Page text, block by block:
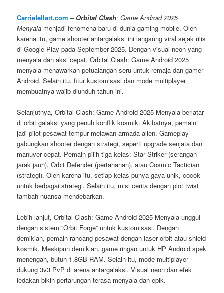
Carriefellart.com – Orbital Clash: Game Android 2025
Menyala menjadi fenomena baru di dunia gaming mobile. Oleh
karena itu, game shooter antargalaksi ini langsung viral sejak rilis
di Google Play pada September 2025. Dengan visual neon yang
menyala dan aksi cepat, Orbital Clash: Game Android 2025
menyala menawarkan petualangan seru untuk remaja dan gamer
Android. Selain itu, fitur kustomisasi dan mode multiplayer
membuatnya wajib diunduh tahun ini.
Selanjutnya, Orbital Clash: Game Android 2025 Menyala berlatar
di orbit galaksi yang penuh konflik kosmik. Akibatnya, pemain
jadi pilot pesawat tempur melawan armada alien. Gameplay
gabungkan shooter dengan strategi, seperti upgrade senjata dan
manuver cepat. Pemain pilih tiga kelas: Star Striker (serangan
jarak jauh), Orbit Defender (pertahanan), atau Cosmic Tactician
(strategi). Oleh karena itu, setiap kelas punya gaya unik, cocok
untuk berbagai strategi. Selain itu, misi cerita dengan plot twist
tambah nuansa mendebarkan.
Lebih lanjut, Orbital Clash: Game Android 2025 Menyala unggul
dengan sistem “Orbit Forge” untuk kustomisasi. Dengan
demikian, pemain rancang pesawat dengan laser orbit atau shield
kosmik. Meskipun demikian, game ringan untuk HP Android spek
menengah, butuh 1,8GB RAM. Selain itu, mode multiplayer
dukung 3v3 PvP di arena antargalaksi. Visual neon dan efek
ledakan bikin pertarungan terasa menyala dan epik.